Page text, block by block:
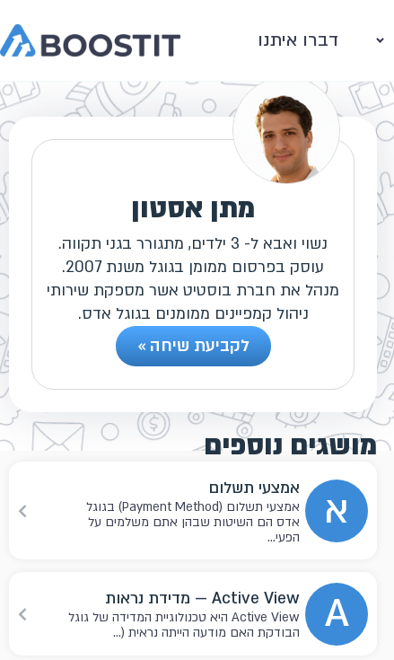
דברו איתנו
מתן אסטון
נשוי ואבא ל- 3 ילדים, מתגורר בגני תקווה.
עוסק בפרסום ממומן בגוגל משנת 2007.
מנהל את חברת בוסטיט אשר מספקת שירותי
ניהול קמפיינים ממומנים בגוגל אדס.
לקביעת שיחה »
מושגים נוספים
א אמצעי תשלום
אמצעי תשלום (Payment Method) בגוגל
אדס הם השיטות שבהן אתם משלמים על
הפעי...
A Active View — מדידת נראות
Active View היא טכנולוגיית המדידה של גוגל
הבודקת האם מודעה הייתה נראית (...